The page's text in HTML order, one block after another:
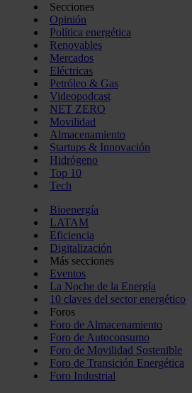
Secciones
Opinión
Política energética
Renovables
Mercados
Eléctricas
Petróleo & Gas
Videopodcast
NET ZERO
Movilidad
Almacenamiento
Startups & Innovación
Hidrógeno
Top 10
Tech
Bioenergía
LATAM
Eficiencia
Digitalización
Más secciones
Eventos
La Noche de la Energía
10 claves del sector energético
Foros
Foro de Almacenamiento
Foro de Autoconsumo
Foro de Movilidad Sostenible
Foro de Transición Energética
Foro Industrial